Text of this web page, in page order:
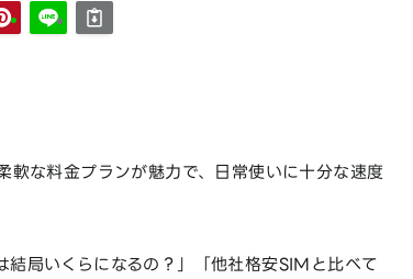
軟な料金プランが魅力で、日常使いに十分な速度
局いくらになるの？」「他社格安SIMと比べて